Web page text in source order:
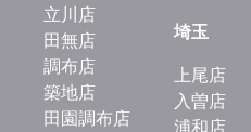
立川店
田無店
調布店
築地店
田園調布店
埼玉
上尾店
入曽店
浦和店